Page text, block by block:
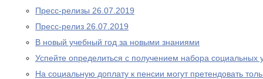
Пресс-релизы 26.07.2019
Пресс-релиз 26.07.2019
В новый учебный год за новыми знаниями
Успейте определиться с получением набора социальных
На социальную доплату к пенсии могут претендовать